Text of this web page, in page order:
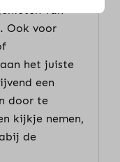
van
Ook voor
het juiste
een
door te
kijkje nemen,
de